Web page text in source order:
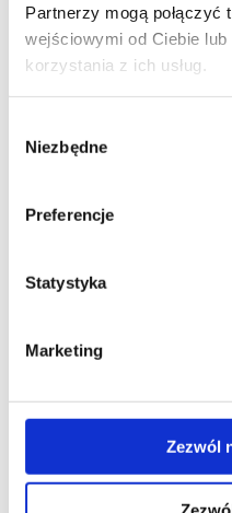
Partnerzy mogą
wejściowymi od Ciebie
korzystania z ich usług.
zgody
Niezbędne
Preferencje
Statystyka
Marketing
Zezwól
Polmar®